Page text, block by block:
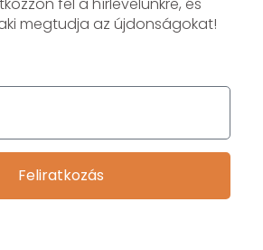
fel a hírlevelünkre, és
megtudja az újdonságokat!
Feliratkozás